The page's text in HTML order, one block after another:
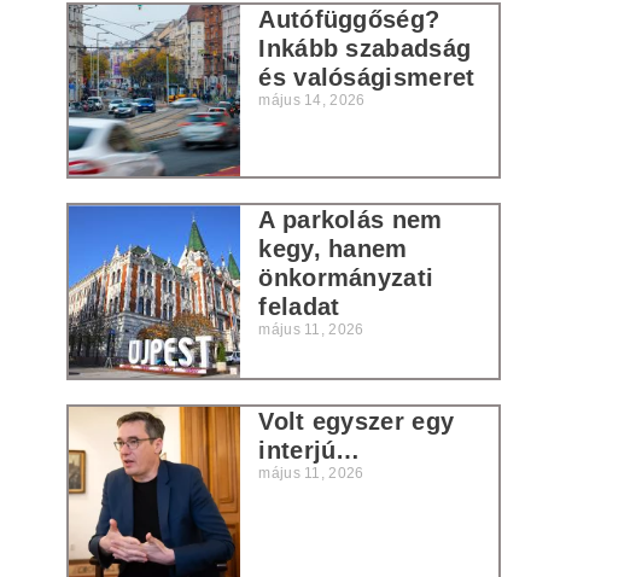
Autófüggőség?
Inkább szabadság
és valóságismeret
május 14, 2026
A parkolás nem
kegy, hanem
önkormányzati
feladat
május 11, 2026
Volt egyszer egy
interjú…
május 11, 2026